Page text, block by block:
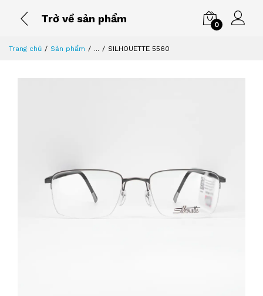
Trở về sản phẩm
0
Trang chủ Sản phẩm ... SILHOUETTE 5560